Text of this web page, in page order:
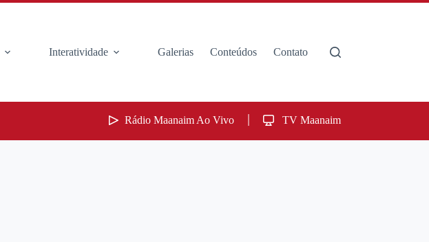
Interatividade Galerias Conteúdos Contato
Rádio Maanaim Ao Vivo TV Maanaim